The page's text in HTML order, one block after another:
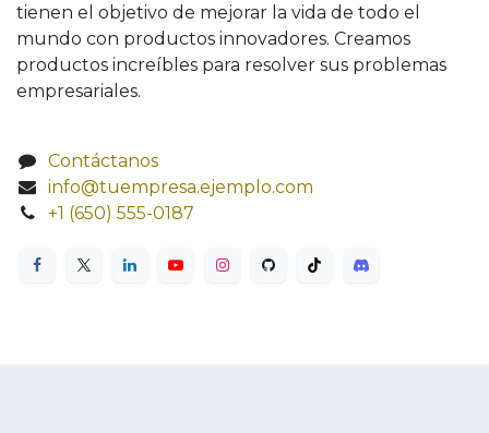
tienen el objetivo de mejorar la vida de todo el
mundo con productos innovadores. Creamos
productos increíbles para resolver sus problemas
empresariales.
Contáctanos
info@tuempresa.ejemplo.com
+1 (650) 555-0187